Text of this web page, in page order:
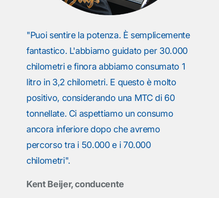
"Puoi sentire la potenza. È semplicemente
fantastico. L'abbiamo guidato per 30.000
chilometri e finora abbiamo consumato 1
litro in 3,2 chilometri. E questo è molto
positivo, considerando una MTC di 60
tonnellate. Ci aspettiamo un consumo
ancora inferiore dopo che avremo
percorso tra i 50.000 e i 70.000
chilometri".
Kent Beijer, conducente